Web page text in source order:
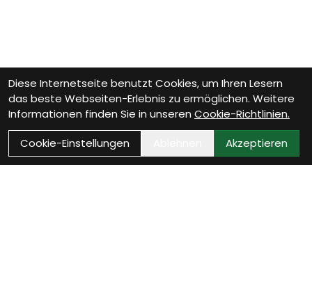
Diese Internetseite benutzt Cookies, um Ihren Lesern
das beste Webseiten-Erlebnis zu ermöglichen. Weitere
Informationen finden Sie in unseren Cookie-Richtlinien.
Cookie-Einstellungen
Akzeptieren